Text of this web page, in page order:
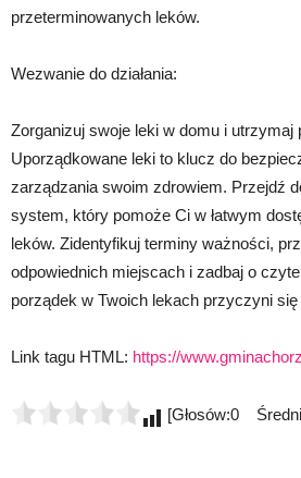
przeterminowanych leków.
Wezwanie do działania:
Zorganizuj swoje leki w domu i utrzymaj
Uporządkowane leki to klucz do
zarządzania swoim zdrowiem. Przejdź
system, który pomoże Ci w łatwym
leków. Zidentyfikuj terminy ważności,
odpowiednich miejscach i zadbaj o
porządek w Twoich lekach przyczyni
Link tagu HTML: https://
[Głosów:0